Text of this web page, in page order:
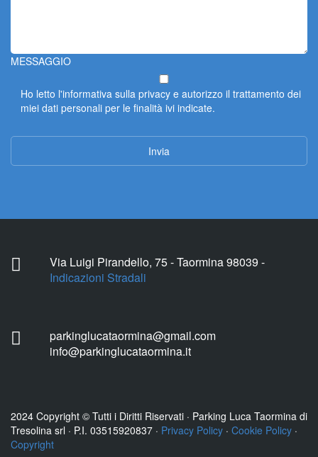
MESSAGGIO
Ho letto l'informativa sulla privacy e autorizzo il trattamento dei
miei dati personali per le finalità ivi indicate.
Via Luigi Pirandello, 75 - Taormina 98039 -
Indicazioni Stradali
parkinglucataormina@gmail.com
info@parkinglucataormina.it
2024 Copyright © Tutti i Diritti Riservati · Parking Luca Taormina di
Tresolina srl · P.I. 03515920837 · Privacy Policy · Cookie Policy ·
Copyright